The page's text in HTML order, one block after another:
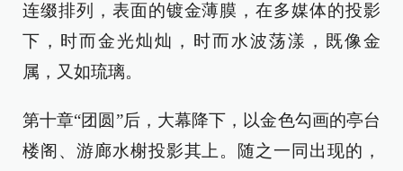
连缀排列，表面的镀金薄膜，在多媒体的投影
下，时而金光灿灿，时而水波荡漾，既像金
属，又如琉璃。
第十章“团圆”后，大幕降下，以金色勾画的亭台
楼阁、游廊水榭投影其上。随之一同出现的，